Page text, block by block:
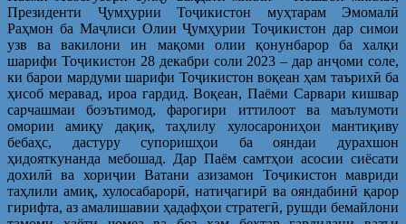
Президенти Ҷумҳурии Тоҷикистон муҳтарам Эмомалӣ
Раҳмон ба Маҷлиси Олии Ҷумҳурии Тоҷикистон дар симои
узв ва вакилони ин мақоми олии қонунбарор ба халқи
шарифи Тоҷикистон 28 декабри соли 2023 – дар анҷоми соле,
ки барои мардуми шарифи Тоҷикистон воқеан ҳам таърихӣ ба
ҳисоб меравад, ироа гардид. Воқеан, Паёми Сарвари кишвар
сарчашмаи боэътимод, фарогири иттилоот ва маълумоти
омории амиқу дақиқ, таҳлилу хулосарониҳои мантиқиву
бебаҳс, дастуру супоришҳои ба ояндаи дурахшон
ҳидояткунанда мебошад. Дар Паём самтҳои асосии сиёсати
дохилӣ ва хориҷии Ватани азизамон Тоҷикистон мавриди
таҳлили амиқ, хулосабарорӣ, натиҷагирӣ ва ояндабинӣ қарор
гирифта, аз амалишавии ҳадафҳои стратегӣ, рушди бемайлони